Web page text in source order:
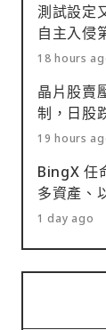
測試設定
自主入侵
18 hours
晶片股賣
制，日股
19 hours
BingX 任
多資產、
1 day ago